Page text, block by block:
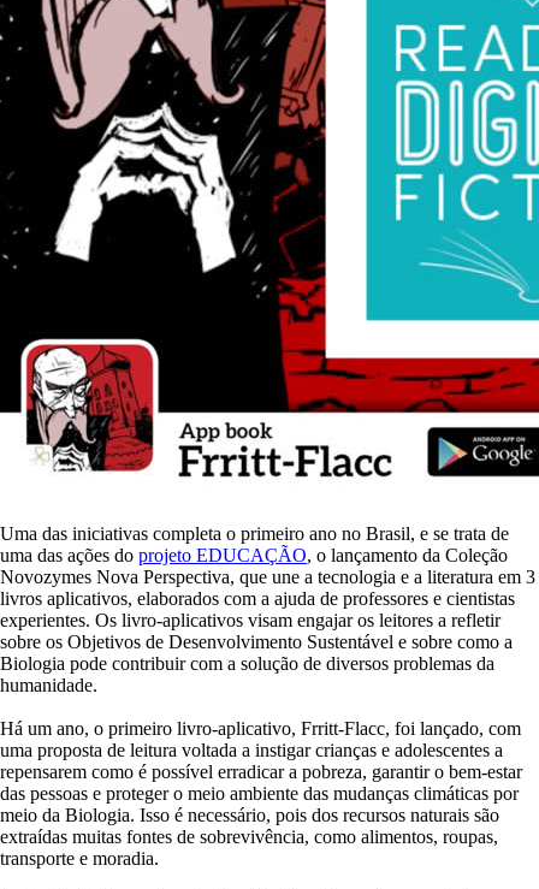
Uma das iniciativas completa o primeiro ano no Brasil, e se trata de
uma das ações do projeto EDUCAÇÃO, o lançamento da Coleção
Novozymes Nova Perspectiva, que une a tecnologia e a literatura em 3
livros aplicativos, elaborados com a ajuda de professores e cientistas
experientes. Os livro-aplicativos visam engajar os leitores a refletir
sobre os Objetivos de Desenvolvimento Sustentável e sobre como a
Biologia pode contribuir com a solução de diversos problemas da
humanidade.
Há um ano, o primeiro livro-aplicativo, Frritt-Flacc, foi lançado, com
uma proposta de leitura voltada a instigar crianças e adolescentes a
repensarem como é possível erradicar a pobreza, garantir o bem-estar
das pessoas e proteger o meio ambiente das mudanças climáticas por
meio da Biologia. Isso é necessário, pois dos recursos naturais são
extraídas muitas fontes de sobrevivência, como alimentos, roupas,
transporte e moradia.